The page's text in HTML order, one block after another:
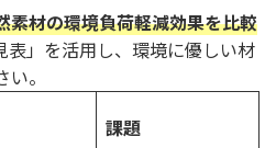
素材の環境負荷軽減効果を比較
表」を活用し、環境に優しい材
。
課題